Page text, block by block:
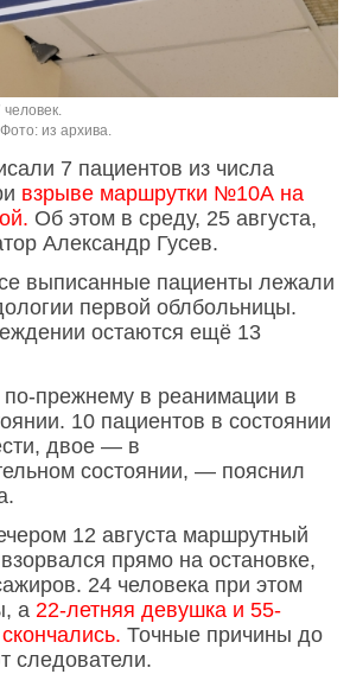
Фото: из архива.
7 пациентов из числа
взрыве маршрутки №10А на
Об этом в среду, 25 августа,
Александр Гусев.
выписанные пациенты лежали
первой облбольницы.
остаются ещё 13
прежнему в реанимации в
10 пациентов в состоянии
двое — в
состоянии, — пояснил
12 августа маршрутный
прямо на остановке,
24 человека при этом
а 22-летняя девушка и 55-
Точные причины до
следователи.